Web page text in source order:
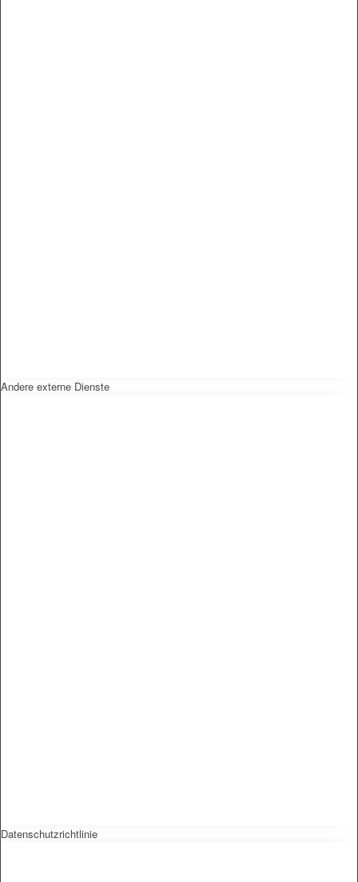
Andere externe Dienste
Datenschutzrichtlinie